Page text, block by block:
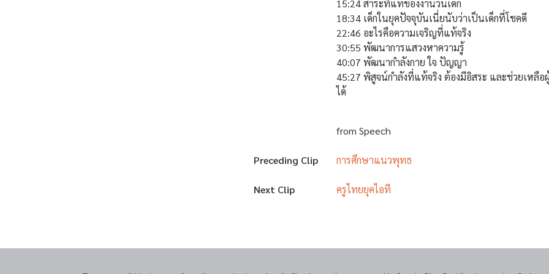
15:24 สาระที่แท้ของงานวันเด็ก
18:34 เด็กในยุคปัจจุบันเนี่ยนับว่าเป็นเด็กที่โชคดี
22:46 อะไรคือความเจริญที่แท้จริง
30:55 พัฒนาการแสวงหาความรู้
40:07 พัฒนากำลังกาย ใจ ปัญญา
45:27 พิสูจน์กำลังที่แท้จริง ต้องมีอิสระ และช่วยเหลือ
ได้
from Speech
Preceding Clip การศึกษาแนวพุทธ
Next Clip ครูไทยยุคไอที